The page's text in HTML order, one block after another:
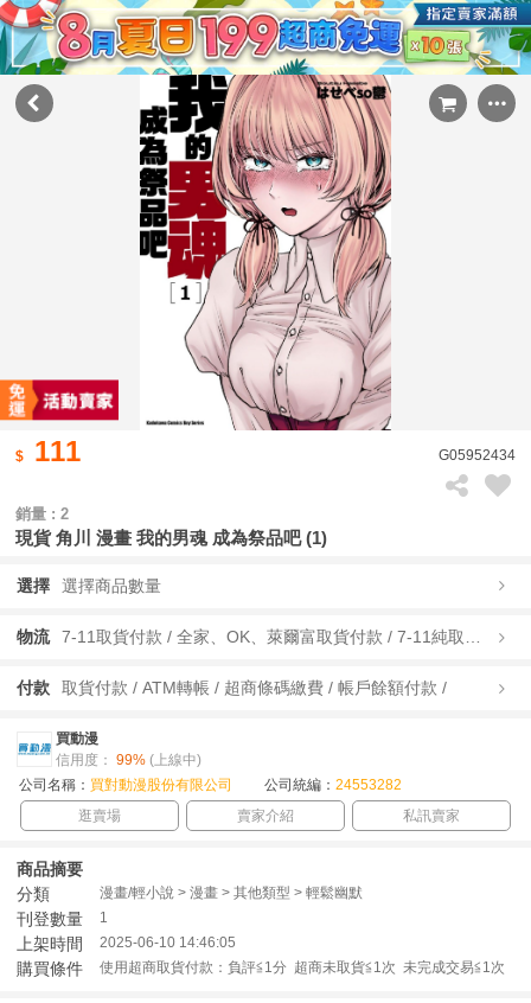
111 G05952434
銷量 : 2
現貨 角川 漫畫 我的男魂 成為祭品吧 (1)
選擇 選擇商品數量
物流
付款 取貨付款 / ATM轉帳 / 超商條碼繳費 / 帳戶餘額付款 /
買動漫
信用度： 99% (上線中)
公司名稱： 買對動漫股份有限公司 公司統編： 24553282
逛賣場
賣家介紹 私訊賣家
商品摘要
分類
漫畫/輕小說 > 漫畫 > 其他類型 > 輕鬆幽默
刊登數量 1
上架時間 2025-06-10 14:46:05
購買條件 使用超商取貨付款：負評≦1分 超商未取貨≦1次 未完成交易≦1次